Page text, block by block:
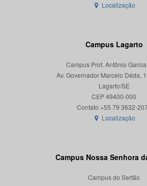
Localização
Campus Lagarto
Campus Prof. Antônio
Av. Governador Marcelo Déda,
Lagarto/SE
CEP 49400-000
Localização
Campus Nossa Senhora
Campus do Sertão